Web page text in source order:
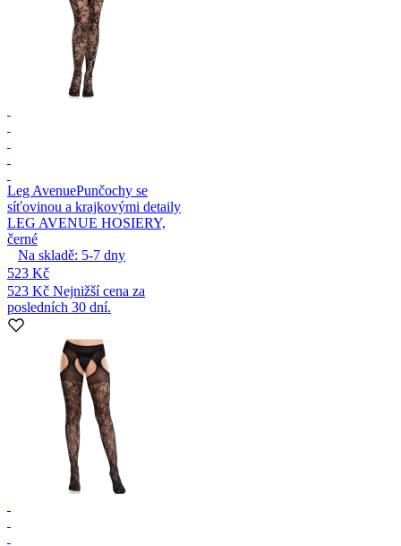
Leg AvenuePunčochy se
síťovinou a krajkovými detaily
LEG AVENUE HOSIERY,
černé
Na skladě: 5-7 dny
523 Kč
523 Kč Nejnižší cena za
posledních 30 dní.